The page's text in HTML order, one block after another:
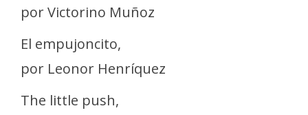
por Victorino Muñoz
El empujoncito,
por Leonor Henríquez
The little push,